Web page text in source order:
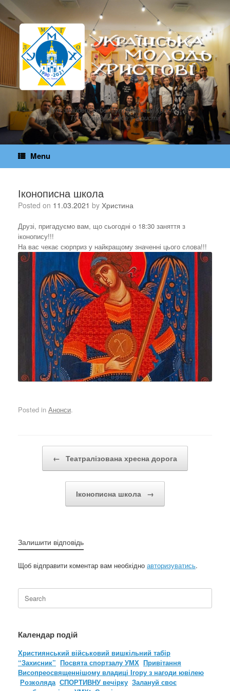
Skip
content
Тут знайдеш себе! Тут знайдеш Христа!
Тут знайдеш себе у Христі!
Menu
Іконописна школа
Posted on 11.03.2021 by Христина
Друзі, пригадуємо вам, що сьогодні о 18:30 заняття з
іконопису!!!
На вас чекає сюрприз у найкращому значенні цього слова!!!
Posted in Анонси.
← Театралізована хресна дорога
Іконописна школа →
Залишити відповідь
Щоб відправити коментар вам необхідно авторизуватись.
for:
Календар подій
Християнський військовий вишкільний табір
“Захисник” Посвята спортзалу УМХ Привітання
Висопреосвященнішому владиці Ігору з нагоди ювілею
Розколяда СПОРТИВНУ вечірку Залануй своє